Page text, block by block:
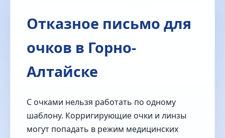
Отказное письмо для
очков в Горно-
Алтайске
С очками нельзя работать по одному
шаблону. Корригирующие очки и линзы
могут попадать в режим медицинских